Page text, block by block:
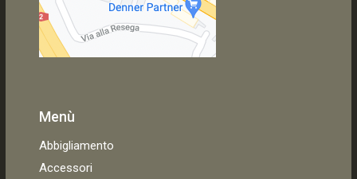
Menù
Abbigliamento
Accessori